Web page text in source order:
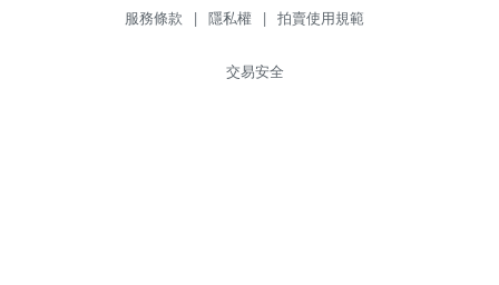
服務條款 | 隱私權 | 拍賣使用規範
交易安全